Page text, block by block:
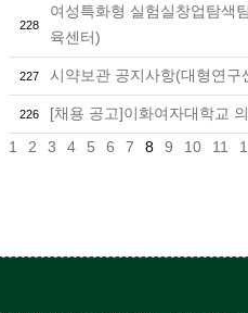
228
여성특화형 실험실창업탐색
육센터)
227 시약보관 공지사항(대형연구
226
[채용 공고]이화여자대학교
1
2 3 4 5 6 7 8 9 10 11